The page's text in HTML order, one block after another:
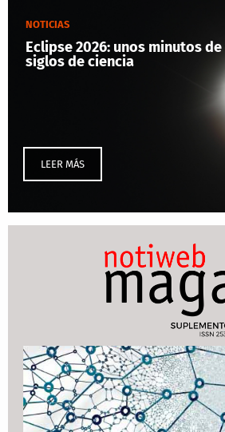
NOTICIAS
Eclipse 2026: unos minutos
siglos de ciencia
LEER MÁS